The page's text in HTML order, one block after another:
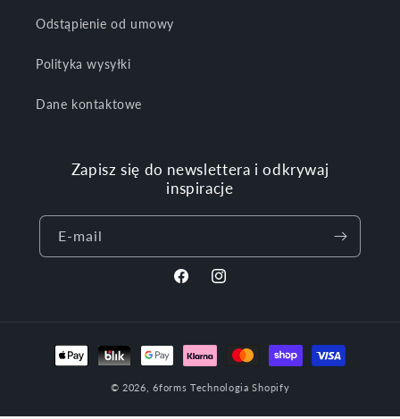
Odstąpienie od umowy
Polityka wysyłki
Dane kontaktowe
Zapisz się do newslettera i odkrywaj
inspiracje
E-mail
FacebookInstagram
Metody
płatności
© 2026,6forms Technologia Shopify